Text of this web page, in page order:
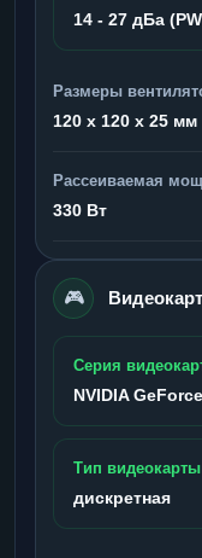
14 - 27 дБа
Размеры
120 x 120 x 25 мм
Рассеиваемая
330 Вт
🎮
Серия
NVIDIA
Тип видеокарты
дискретная